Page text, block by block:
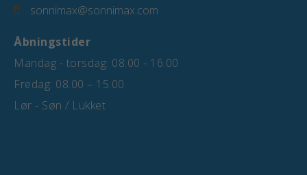
sonnimax@sonnimax.com
Åbningstider
Mandag - torsdag: 08.00 - 16.00
Fredag: 08.00 – 15.00
Lør - Søn / Lukket